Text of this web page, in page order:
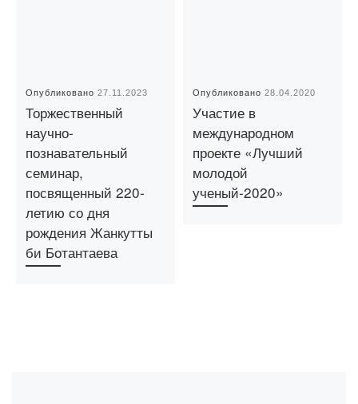
Опубликовано27.11.2023
Торжественный
научно-
познавательный
семинар,
посвященный 220-
летию со дня
рождения Жанкутты
би Ботантаева
Опубликовано28.04.2020
Участие в
международном
проекте «Лучший
молодой
ученый-2020»